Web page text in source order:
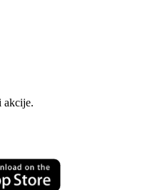
akcije.